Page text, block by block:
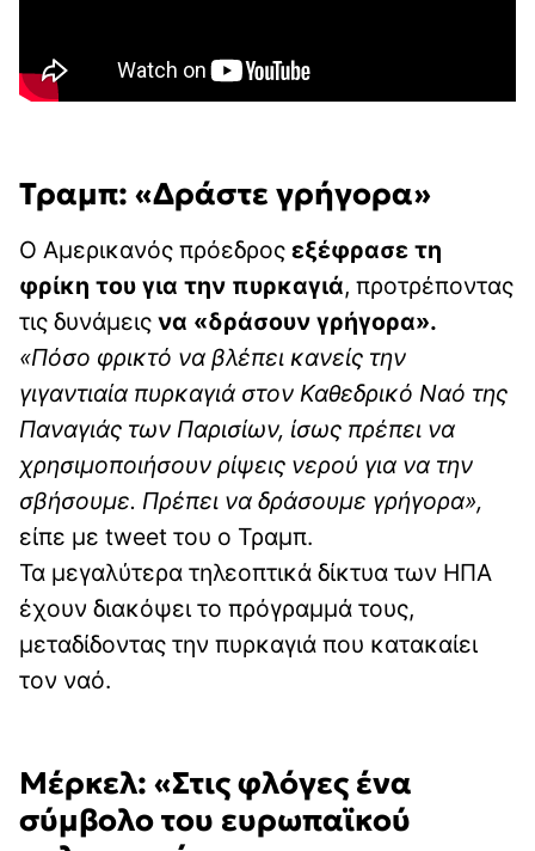
Τραμπ: «Δράστε γρήγορα»
Ο Αμερικανός πρόεδρος εξέφρασε τη
φρίκη του για την πυρκαγιά, προτρέποντας
τις δυνάμεις να «δράσουν γρήγορα».
«Πόσο φρικτό να βλέπει κανείς την
γιγαντιαία πυρκαγιά στον Καθεδρικό Ναό της
Παναγιάς των Παρισίων, ίσως πρέπει να
χρησιμοποιήσουν ρίψεις νερού για να την
σβήσουμε. Πρέπει να δράσουμε γρήγορα»,
είπε με tweet του ο Τραμπ.
Τα μεγαλύτερα τηλεοπτικά δίκτυα των ΗΠΑ
έχουν διακόψει το πρόγραμμά τους,
μεταδίδοντας την πυρκαγιά που κατακαίει
τον ναό.
Μέρκελ: «Στις φλόγες ένα
σύμβολο του ευρωπαϊκού